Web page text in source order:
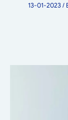
13-01-2023/